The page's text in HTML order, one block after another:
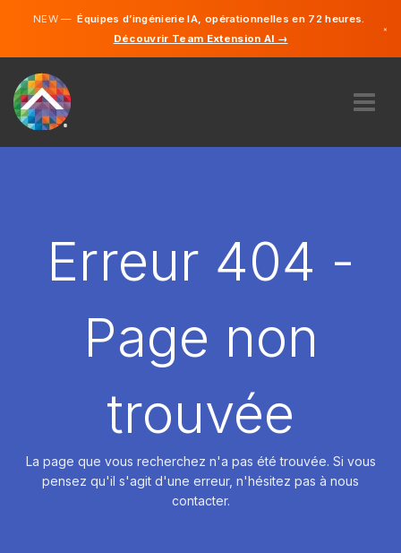
NEW —Équipes d’ingénierie IA, opérationnelles en 72 heures.
Découvrir Team Extension AI →
×
DÉMARRER
Erreur 404 -
Page non
trouvée
La page que vous recherchez n'a pas été trouvée. Si vous
pensez qu'il s'agit d'une erreur, n'hésitez pas à nous
contacter.